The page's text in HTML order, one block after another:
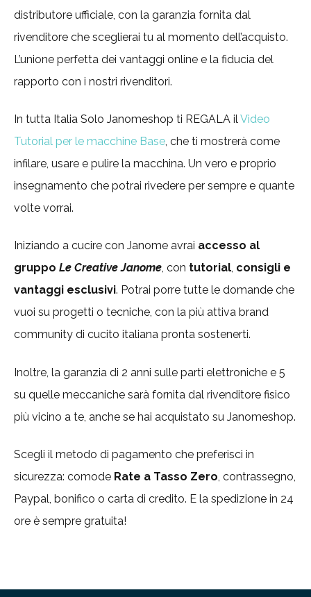
distributore ufficiale, con la garanzia fornita dal
rivenditore che sceglierai tu al momento dell’acquisto.
L’unione perfetta dei vantaggi online e la fiducia del
rapporto con i nostri rivenditori.
In tutta Italia Solo Janomeshop ti REGALA ilVideo
Tutorial per le macchine Base, che ti mostrerà come
infilare, usare e pulire la macchina. Un vero e proprio
insegnamento che potrai rivedere per sempre e quante
volte vorrai.
Iniziando a cucire con Janome avrai accesso al
gruppo Le Creative Janome, con tutorial, consigli e
vantaggi esclusivi. Potrai porre tutte le domande che
vuoi su progetti o tecniche, con la più attiva brand
community di cucito italiana pronta sostenerti.
Inoltre, la garanzia di 2 anni sulle parti elettroniche e 5
su quelle meccaniche sarà fornita dal rivenditore fisico
più vicino a te, anche se hai acquistato su Janomeshop.
Scegli il metodo di pagamento che preferisci in
sicurezza: comode Rate a Tasso Zero, contrassegno,
Paypal, bonifico o carta di credito. E la spedizione in 24
ore è sempre gratuita!